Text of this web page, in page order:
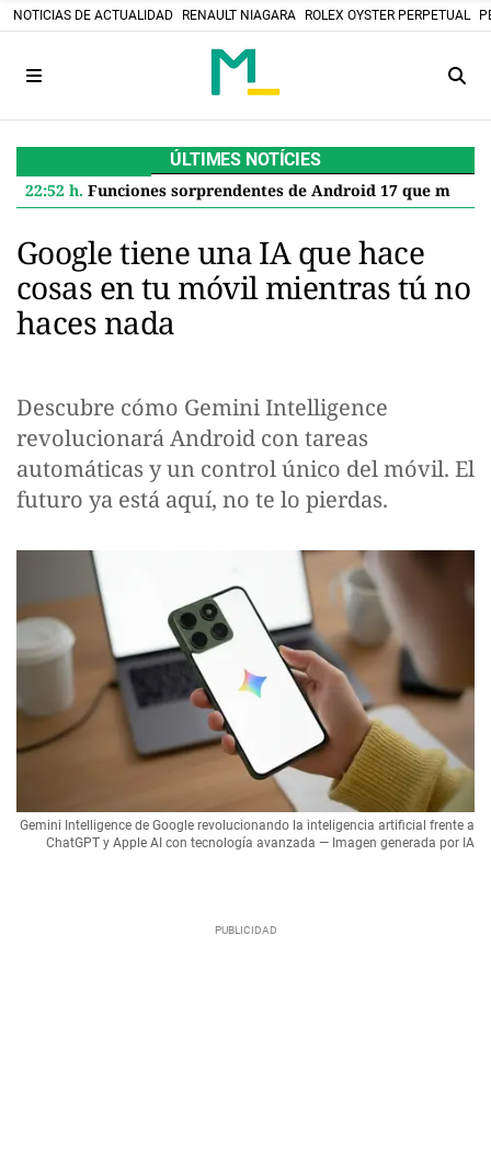
NOTICIAS DE ACTUALIDAD RENAULT NIAGARA ROLEX OYSTER PERPETUAL
ÚLTIMES NOTÍCIES
22:52 h. Funciones sorprendentes de Android 17 que mejoran tu Google Pixel
Google tiene una IA que hace
cosas en tu móvil mientras tú no
haces nada
Descubre cómo Gemini Intelligence
revolucionará Android con tareas
automáticas y un control único del móvil. El
futuro ya está aquí, no te lo pierdas.
Gemini Intelligence de Google revolucionando la inteligencia artificial frente a
ChatGPT y Apple AI con tecnología avanzada — Imagen generada por IA